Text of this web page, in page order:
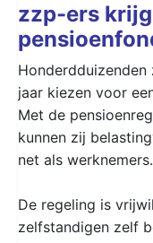
zzp-ers
jaar kiezen voor
Met de
kunnen zij
net als werknemers.
De regeling is
zelfstandigen zelf